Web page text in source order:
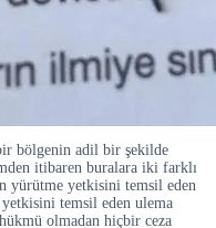
bölgenin adil bir şekilde
itibaren buralara iki farklı
yürütme yetkisini temsil eden
temsil eden ulema
olmadan hiçbir ceza